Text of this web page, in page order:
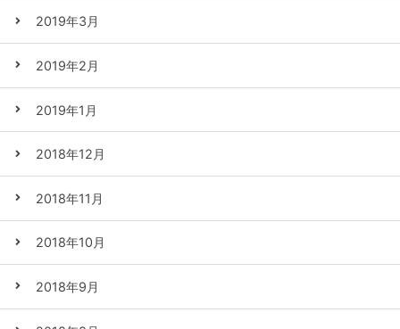
2019年3月
2019年2月
2019年1月
2018年12月
2018年11月
2018年10月
2018年9月